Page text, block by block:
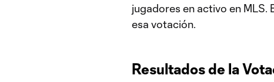
jugadores en activo en MLS.
esa votación.
Resultados de la